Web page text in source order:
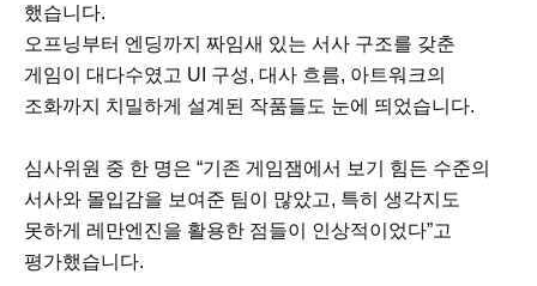
했습니다.
오프닝부터 엔딩까지 짜임새 있는 서사 구조를 갖춘
게임이 대다수였고 UI 구성, 대사 흐름, 아트워크의
조화까지 치밀하게 설계된 작품들도 눈에 띄었습니다.
심사위원 중 한 명은 “기존 게임잼에서 보기 힘든 수준의
서사와 몰입감을 보여준 팀이 많았고, 특히 생각지도
못하게 레만엔진을 활용한 점들이 인상적이었다”고
평가했습니다.